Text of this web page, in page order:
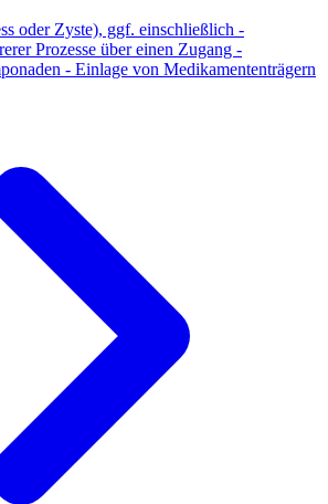
oder Zyste), ggf. einschließlich -
Prozesse über einen Zugang -
- Einlage von Medikamententrägern